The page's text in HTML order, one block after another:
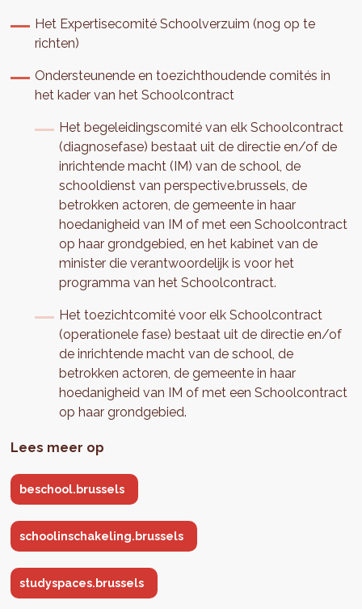
Het Expertisecomité Schoolverzuim (nog op te
richten)
Ondersteunende en toezichthoudende comités in
het kader van het Schoolcontract
Het begeleidingscomité van elk Schoolcontract
(diagnosefase) bestaat uit de directie en/of de
inrichtende macht (IM) van de school, de
schooldienst van perspective.brussels, de
betrokken actoren, de gemeente in haar
hoedanigheid van IM of met een Schoolcontract
op haar grondgebied, en het kabinet van de
minister die verantwoordelijk is voor het
programma van het Schoolcontract.
Het toezichtcomité voor elk Schoolcontract
(operationele fase) bestaat uit de directie en/of
de inrichtende macht van de school, de
betrokken actoren, de gemeente in haar
hoedanigheid van IM of met een Schoolcontract
op haar grondgebied.
Lees meer op
beschool.brussels
schoolinschakeling.brussels
studyspaces.brussels